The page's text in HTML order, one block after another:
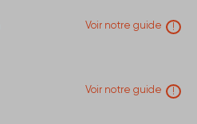
Voir notre guide !
Voir notre guide !